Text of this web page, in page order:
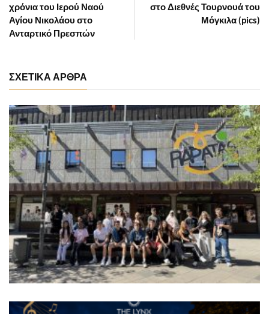
στο Διεθνές Τουρνουά του
Μόγκιλα (pics)
χρόνια του Ιερού Ναού
Αγίου Νικολάου στο
Ανταρτικό Πρεσπών
ΣΧΕΤΙΚΑ ΑΡΘΡΑ